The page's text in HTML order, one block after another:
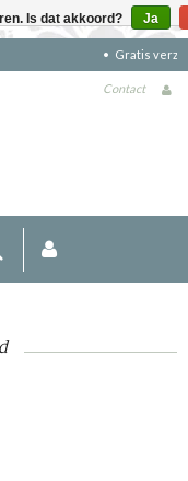
Contact
Is dat akkoord? Ja